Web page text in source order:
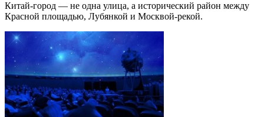
Китай-город — не одна улица, а исторический район между
Красной площадью, Лубянкой и Москвой-рекой.